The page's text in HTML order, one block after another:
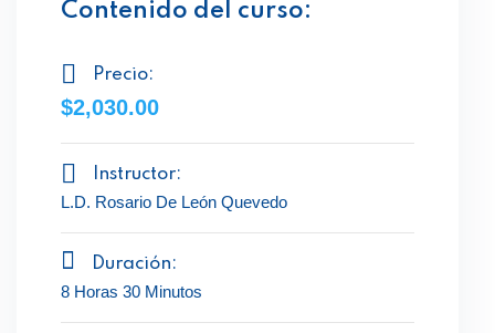
Contenido del curso:
Precio:
$2,030.00
Instructor:
L.D. Rosario De León Quevedo
Duración:
8 Horas 30 Minutos